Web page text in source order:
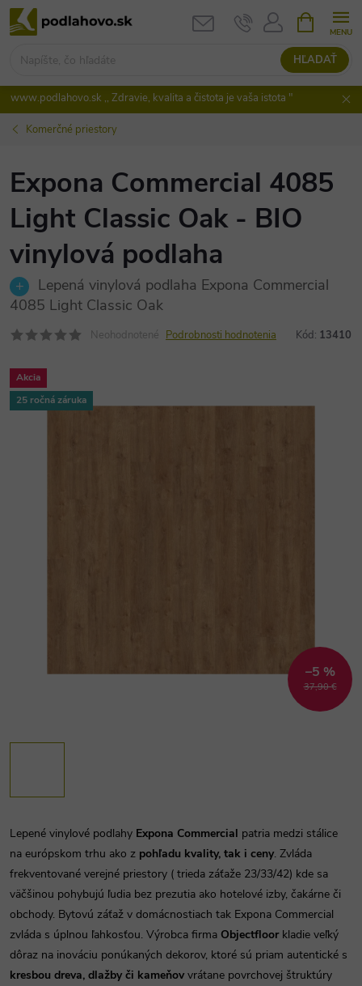
Prejsť
na
HĽADAŤ
KOŠÍK
www.podlahovo.sk ,, Zdravie, kvalita a čistota je vaša istota "
Komerčné priestory
Expona Commercial 4085
Light Classic Oak - BIO
vinylová podlaha
Lepená vinylová podlaha Expona Commercial
4085 Light Classic Oak
Neohodnotené Podrobnosti hodnotenia Kód: 13410
Akcia
25 ročná záruka
37,90 €
–5 %
Lepené vinylové podlahy Expona Commercial patria medzi stálice
na európskom trhu ako z pohľadu kvality, tak i ceny. Zvláda
frekventované verejné priestory ( trieda záťaže 23/33/42) kde sa
väčšinou pohybujú ľudia bez prezutia ako hotelové izby, čakárne či
obchody. Bytovú záťaž v domácnostiach tak Expona Commercial
zvláda s úplnou ľahkosťou. Výrobca firma Objectfloorkladie veľký
dôraz na inováciu ponúkaných dekorov, ktoré sú priam autentické s
kresbou dreva, dlažby či kameňov vrátane povrchovej štruktúry